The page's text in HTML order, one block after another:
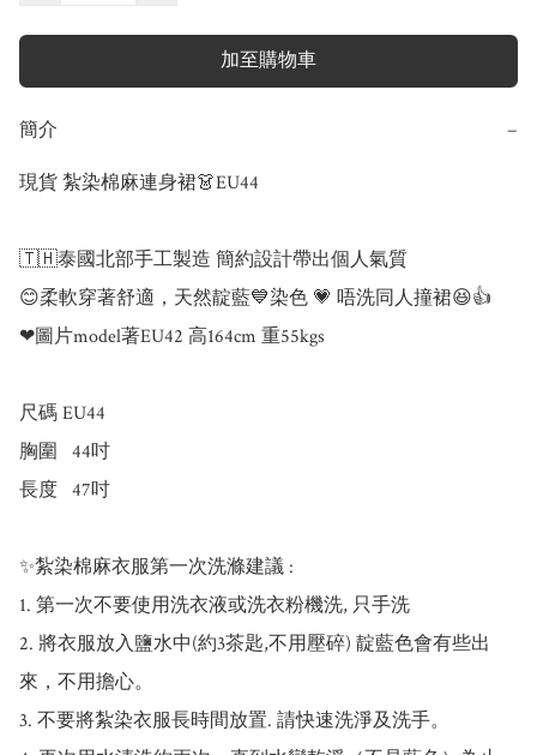
加至購物車
簡介 −
現貨 紮染棉麻連身裙👗EU44
🇹🇭泰國北部手工製造 簡約設計帶出個人氣質
😊柔軟穿著舒適，天然靛藍💙染色 💗 唔洗同人撞裙😆👍
❤圖片model著EU42 高164cm 重55kgs
尺碼 EU44
胸圍   44吋
長度   47吋
✨紮染棉麻衣服第一次洗滌建議 :
1. 第一次不要使用洗衣液或洗衣粉機洗, 只手洗
2. 將衣服放入鹽水中(約3茶匙,不用壓碎) 靛藍色會有些出
來，不用擔心。
3. 不要將紮染衣服長時間放置. 請快速洗淨及洗手。